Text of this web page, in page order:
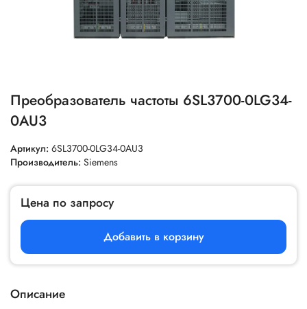
Преобразователь частоты 6SL3700-0LG34-
0AU3
Артикул: 6SL3700-0LG34-0AU3
Производитель: Siemens
Цена по запросу
Добавить в корзину
Описание